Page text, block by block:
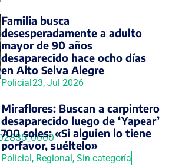
Familia busca
desesperadamente a adulto
mayor de 90 años
desaparecido hace ocho días
en Alto Selva Alegre
Policial23, Jul 2026
Miraflores: Buscan a carpintero
desaparecido luego de ‘Yapear’
700 soles: «Si alguien lo tiene
porfavor, suéltelo»
Policial, Regional, Sin categoría